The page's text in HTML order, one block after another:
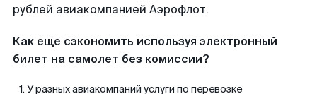
рублей авиакомпанией Аэрофлот.
Как еще сэкономить используя электронный
билет на самолет без комиссии?
У разных авиакомпаний услуги по перевозке